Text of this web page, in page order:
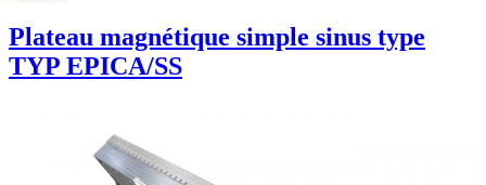
Plateau magnétique simple sinus type
TYP EPICA/SS